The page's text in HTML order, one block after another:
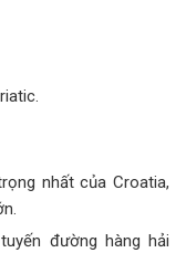
nhất của Croatia,
đường hàng hải